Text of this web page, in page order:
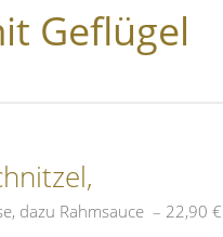
Geflügel
dazu Rahmsauce – 22,90 €